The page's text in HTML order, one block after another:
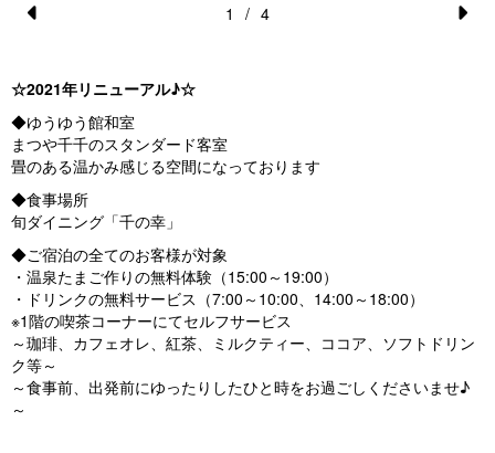
o
u
s
1 / 4
☆2021年リニューアル♪☆
◆ゆうゆう館和室
まつや千千のスタンダード客室
畳のある温かみ感じる空間になっております
◆食事場所
旬ダイニング「千の幸」
◆ご宿泊の全てのお客様が対象
・温泉たまご作りの無料体験（15:00～19:00）
・ドリンクの無料サービス（7:00～10:00、14:00～18:00）
※1階の喫茶コーナーにてセルフサービス
～珈琲、カフェオレ、紅茶、ミルクティー、ココア、ソフトドリン
ク等～
～食事前、出発前にゆったりしたひと時をお過ごしくださいませ♪
～